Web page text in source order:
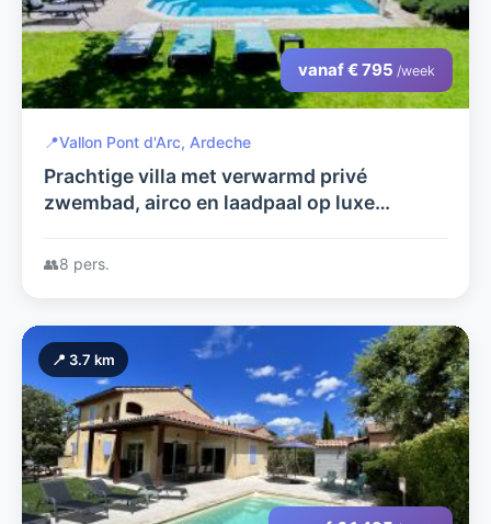
vanaf € 795 /week
📍Vallon Pont d'Arc, Ardeche
Prachtige villa met verwarmd privé
zwembad, airco en laadpaal op luxe
👥8 pers.
📍 3.7 km